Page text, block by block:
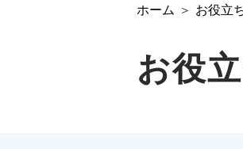
ホーム お役立
お役